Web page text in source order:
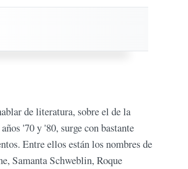
de literatura, sobre el de la
'70 y '80, surge con bastante
Entre ellos están los nombres de
Samanta Schweblin, Roque